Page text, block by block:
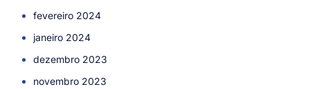
fevereiro 2024
janeiro 2024
dezembro 2023
novembro 2023